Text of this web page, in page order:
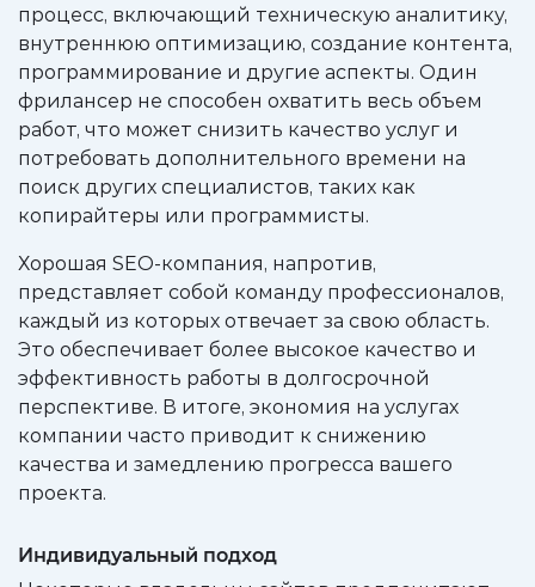
процесс, включающий техническую аналитику,
внутреннюю оптимизацию, создание контента,
программирование и другие аспекты. Один
фрилансер не способен охватить весь объем
работ, что может снизить качество услуг и
потребовать дополнительного времени на
поиск других специалистов, таких как
копирайтеры или программисты.
Хорошая SEO-компания, напротив,
представляет собой команду профессионалов,
каждый из которых отвечает за свою область.
Это обеспечивает более высокое качество и
эффективность работы в долгосрочной
перспективе. В итоге, экономия на услугах
компании часто приводит к снижению
качества и замедлению прогресса вашего
проекта.
Индивидуальный подход